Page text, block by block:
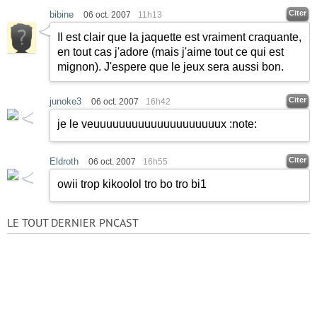
bibine 06 oct. 2007 11h13 Citer
Il est clair que la jaquette est vraiment craquante,
en tout cas j'adore (mais j'aime tout ce qui est
mignon). J'espere que le jeux sera aussi bon.
junoke3 06 oct. 2007 16h42 Citer
je le veuuuuuuuuuuuuuuuuuuuux :note:
Eldroth 06 oct. 2007 16h55 Citer
owii trop kikoolol tro bo tro bi1
LE TOUT DERNIER PNCAST